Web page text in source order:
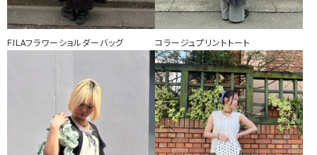
FILAフラワーショルダーバッグ コラージュプリントトート